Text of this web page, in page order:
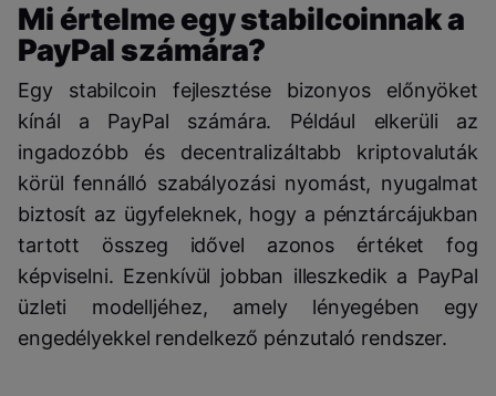
Mi értelme egy stabilcoinnak a
PayPal számára?
Egy stabilcoin fejlesztése bizonyos előnyöket
kínál a PayPal számára. Például elkerüli az
ingadozóbb és decentralizáltabb kriptovaluták
körül fennálló szabályozási nyomást, nyugalmat
biztosít az ügyfeleknek, hogy a pénztárcájukban
tartott összeg idővel azonos értéket fog
képviselni. Ezenkívül jobban illeszkedik a PayPal
üzleti modelljéhez, amely lényegében egy
engedélyekkel rendelkező pénzutaló rendszer.